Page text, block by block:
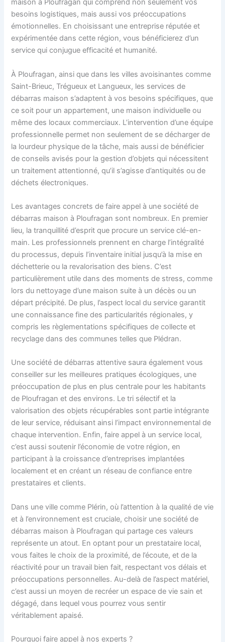
maison à Ploufragan qui comprend non seulement vos
besoins logistiques, mais aussi vos préoccupations
émotionnelles. En choisissant une entreprise réputée et
expérimentée dans cette région, vous bénéficierez d’un
service qui conjugue efficacité et humanité.
À Ploufragan, ainsi que dans les villes avoisinantes comme
Saint-Brieuc, Trégueux et Langueux, les services de
débarras maison s’adaptent à vos besoins spécifiques, que
ce soit pour un appartement, une maison individuelle ou
même des locaux commerciaux. L’intervention d’une équipe
professionnelle permet non seulement de se décharger de
la lourdeur physique de la tâche, mais aussi de bénéficier
de conseils avisés pour la gestion d’objets qui nécessitent
un traitement attentionné, qu’il s’agisse d’antiquités ou de
déchets électroniques.
Les avantages concrets de faire appel à une société de
débarras maison à Ploufragan sont nombreux. En premier
lieu, la tranquillité d’esprit que procure un service clé-en-
main. Les professionnels prennent en charge l’intégralité
du processus, depuis l’inventaire initial jusqu’à la mise en
déchetterie ou la revalorisation des biens. C’est
particulièrement utile dans des moments de stress, comme
lors du nettoyage d’une maison suite à un décès ou un
départ précipité. De plus, l’aspect local du service garantit
une connaissance fine des particularités régionales, y
compris les règlementations spécifiques de collecte et
recyclage dans des communes telles que Plédran.
Une société de débarras attentive saura également vous
conseiller sur les meilleures pratiques écologiques, une
préoccupation de plus en plus centrale pour les habitants
de Ploufragan et des environs. Le tri sélectif et la
valorisation des objets récupérables sont partie intégrante
de leur service, réduisant ainsi l’impact environnemental de
chaque intervention. Enfin, faire appel à un service local,
c’est aussi soutenir l’économie de votre région, en
participant à la croissance d’entreprises implantées
localement et en créant un réseau de confiance entre
prestataires et clients.
Dans une ville comme Plérin, où l’attention à la qualité de vie
et à l’environnement est cruciale, choisir une société de
débarras maison à Ploufragan qui partage ces valeurs
représente un atout. En optant pour un prestataire local,
vous faites le choix de la proximité, de l’écoute, et de la
réactivité pour un travail bien fait, respectant vos délais et
préoccupations personnelles. Au-delà de l’aspect matériel,
c’est aussi un moyen de recréer un espace de vie sain et
dégagé, dans lequel vous pourrez vous sentir
véritablement apaisé.
Pourquoi faire appel à nos experts ?